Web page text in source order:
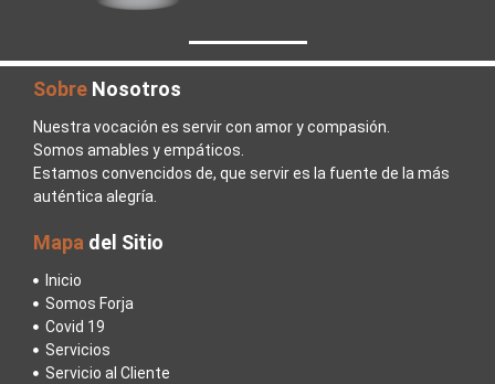
Sobre Nosotros
Nuestra vocación es servir con amor y compasión.
Somos amables y empáticos.
Estamos convencidos de, que servir es la fuente de la más
auténtica alegría.
Mapa del Sitio
Inicio
Somos Forja
Covid 19
Servicios
Servicio al Cliente